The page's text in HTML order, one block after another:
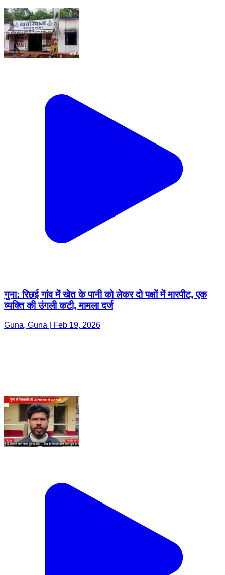
गुना: रिछई गांव में खेत के पानी को लेकर दो पक्षों में मारपीट, एक
व्यक्ति की उंगली कटी, मामला दर्ज
Guna, Guna | Feb 19, 2026